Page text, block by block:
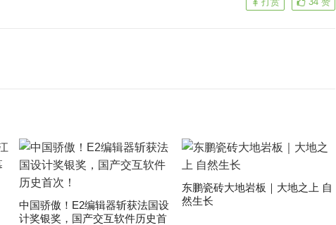
中国骄傲！E2编辑器斩获法国设
计奖银奖，国产交互软件历史首
东鹏瓷砖大地岩板｜大地之上 自
然生长